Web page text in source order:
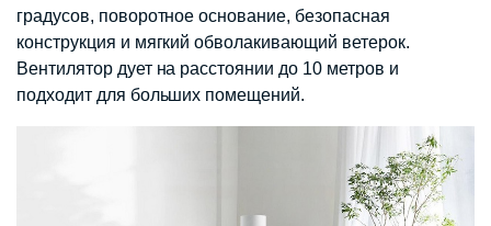
градусов, поворотное основание, безопасная
конструкция и мягкий обволакивающий ветерок.
Вентилятор дует на расстоянии до 10 метров и
подходит для больших помещений.